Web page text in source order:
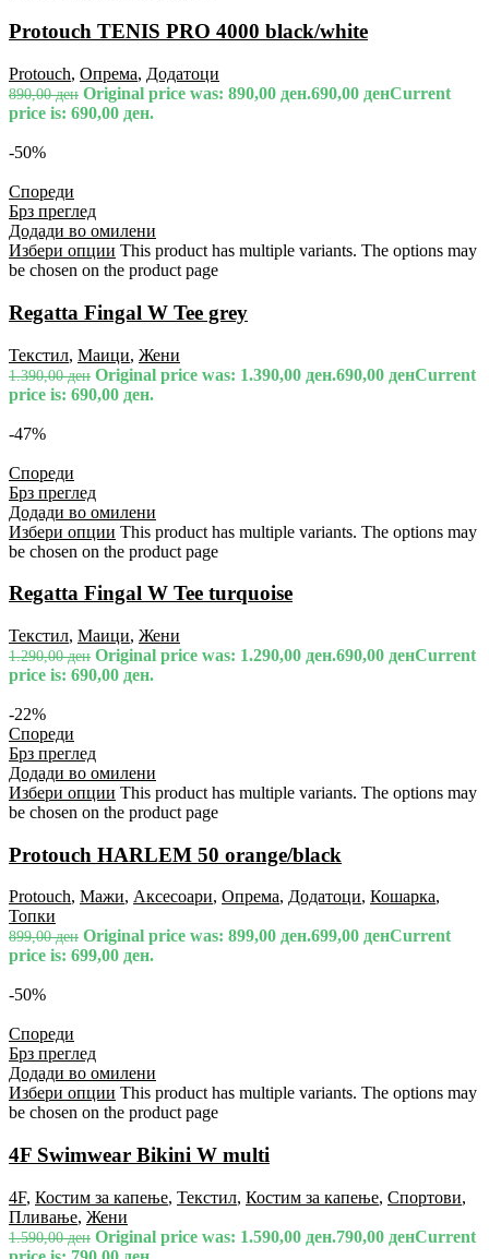
Protouch TENIS PRO 4000 black/white
Protouch, Опрема, Додатоци
890,00ден Original price was: 890,00 ден.690,00 денCurrent
price is: 690,00 ден.
-50%
Спореди
Брз преглед
Додади во омилени
Избери опции This product has multiple variants. The options may
be chosen on the product page
Regatta Fingal W Tee grey
Текстил, Маици, Жени
1.390,00ден Original price was: 1.390,00 ден.690,00 денCurrent
price is: 690,00 ден.
-47%
Спореди
Брз преглед
Додади во омилени
Избери опции This product has multiple variants. The options may
be chosen on the product page
Regatta Fingal W Tee turquoise
Текстил, Маици, Жени
1.290,00ден Original price was: 1.290,00 ден.690,00 денCurrent
price is: 690,00 ден.
-22%
Спореди
Брз преглед
Додади во омилени
Избери опции This product has multiple variants. The options may
be chosen on the product page
Protouch HARLEM 50 orange/black
Protouch, Мажи, Аксесоари, Опрема, Додатоци, Кошарка,
Топки
899,00ден Original price was: 899,00 ден.699,00 денCurrent
price is: 699,00 ден.
-50%
Спореди
Брз преглед
Додади во омилени
Избери опции This product has multiple variants. The options may
be chosen on the product page
4F Swimwear Bikini W multi
4F, Костим за капење, Текстил, Костим за капење, Спортови,
Пливање, Жени
1.590,00ден Original price was: 1.590,00 ден.790,00 денCurrent